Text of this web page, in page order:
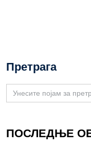
Претрага
Search
for:
ПОСЛЕДЊЕ